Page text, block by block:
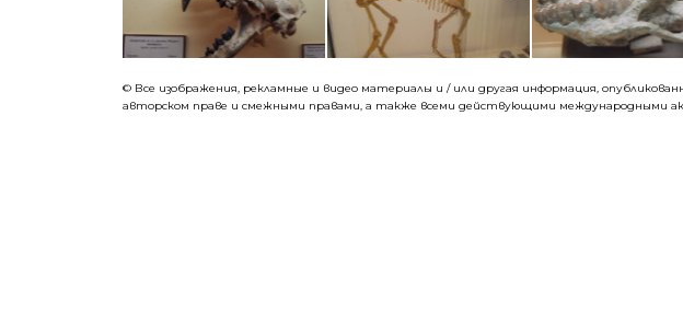
© Все изображения, рекламные и видео материалы и / или другая информация,
авторском праве и смежными правами, а также всеми действующими международными